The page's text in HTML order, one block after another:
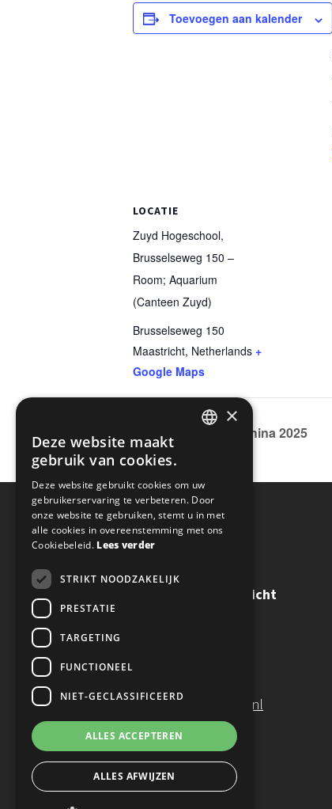
Toevoegen aan kalender
LOCATIE
Zuyd Hogeschool,
Brusselseweg 150 –
Room; Aquarium
(Canteen Zuyd)
Brusselseweg 150
Maastricht, Netherlands +
Google Maps
Zomerkamp in China 2025
CONTACTGEGEVENS
Confucius Instituut Maastricht
Brusselseweg 150
6217 HB Maastricht
E:info@confuciusmaastricht.nl
×
Deze website maakt
gebruik van cookies.
Deze website gebruikt cookies om uw
gebruikerservaring te verbeteren. Door
onze website te gebruiken, stemt u in met
alle cookies in overeenstemming met ons
Cookiebeleid. Lees verder
STRIKT NOODZAKELIJK
PRESTATIE
TARGETING
FUNCTIONEEL
NIET-GECLASSIFICEERD
ALLES ACCEPTEREN
ALLES AFWIJZEN